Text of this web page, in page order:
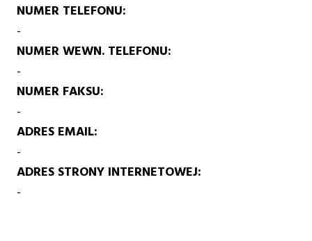
NUMER TELEFONU
-
NUMER WEWN. TELEFONU
-
NUMER FAKSU
-
ADRES EMAIL
-
ADRES STRONY INTERNETOWEJ
-